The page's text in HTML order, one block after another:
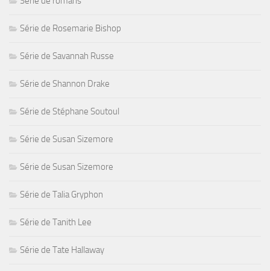
Série de Rosemarie Bishop
Série de Savannah Russe
Série de Shannon Drake
Série de Stéphane Soutoul
Série de Susan Sizemore
Série de Susan Sizemore
Série de Talia Gryphon
Série de Tanith Lee
Série de Tate Hallaway